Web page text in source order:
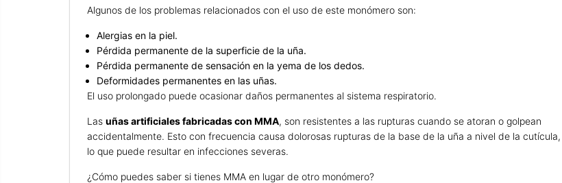
Algunos de los problemas relacionados con el uso de este monómero son:
Alergias en la piel.
Pérdida permanente de la superficie de la uña.
Pérdida permanente de sensación en la yema de los dedos.
Deformidades permanentes en las uñas.
El uso prolongado puede ocasionar daños permanentes al sistema respiratorio.
Las uñas artificiales fabricadas con MMA, son resistentes a las rupturas cuando se atoran o golpean
accidentalmente. Esto con frecuencia causa dolorosas rupturas de la base de la uña a nivel de la cutícula,
lo que puede resultar en infecciones severas.
¿Cómo puedes saber si tienes MMA en lugar de otro monómero?